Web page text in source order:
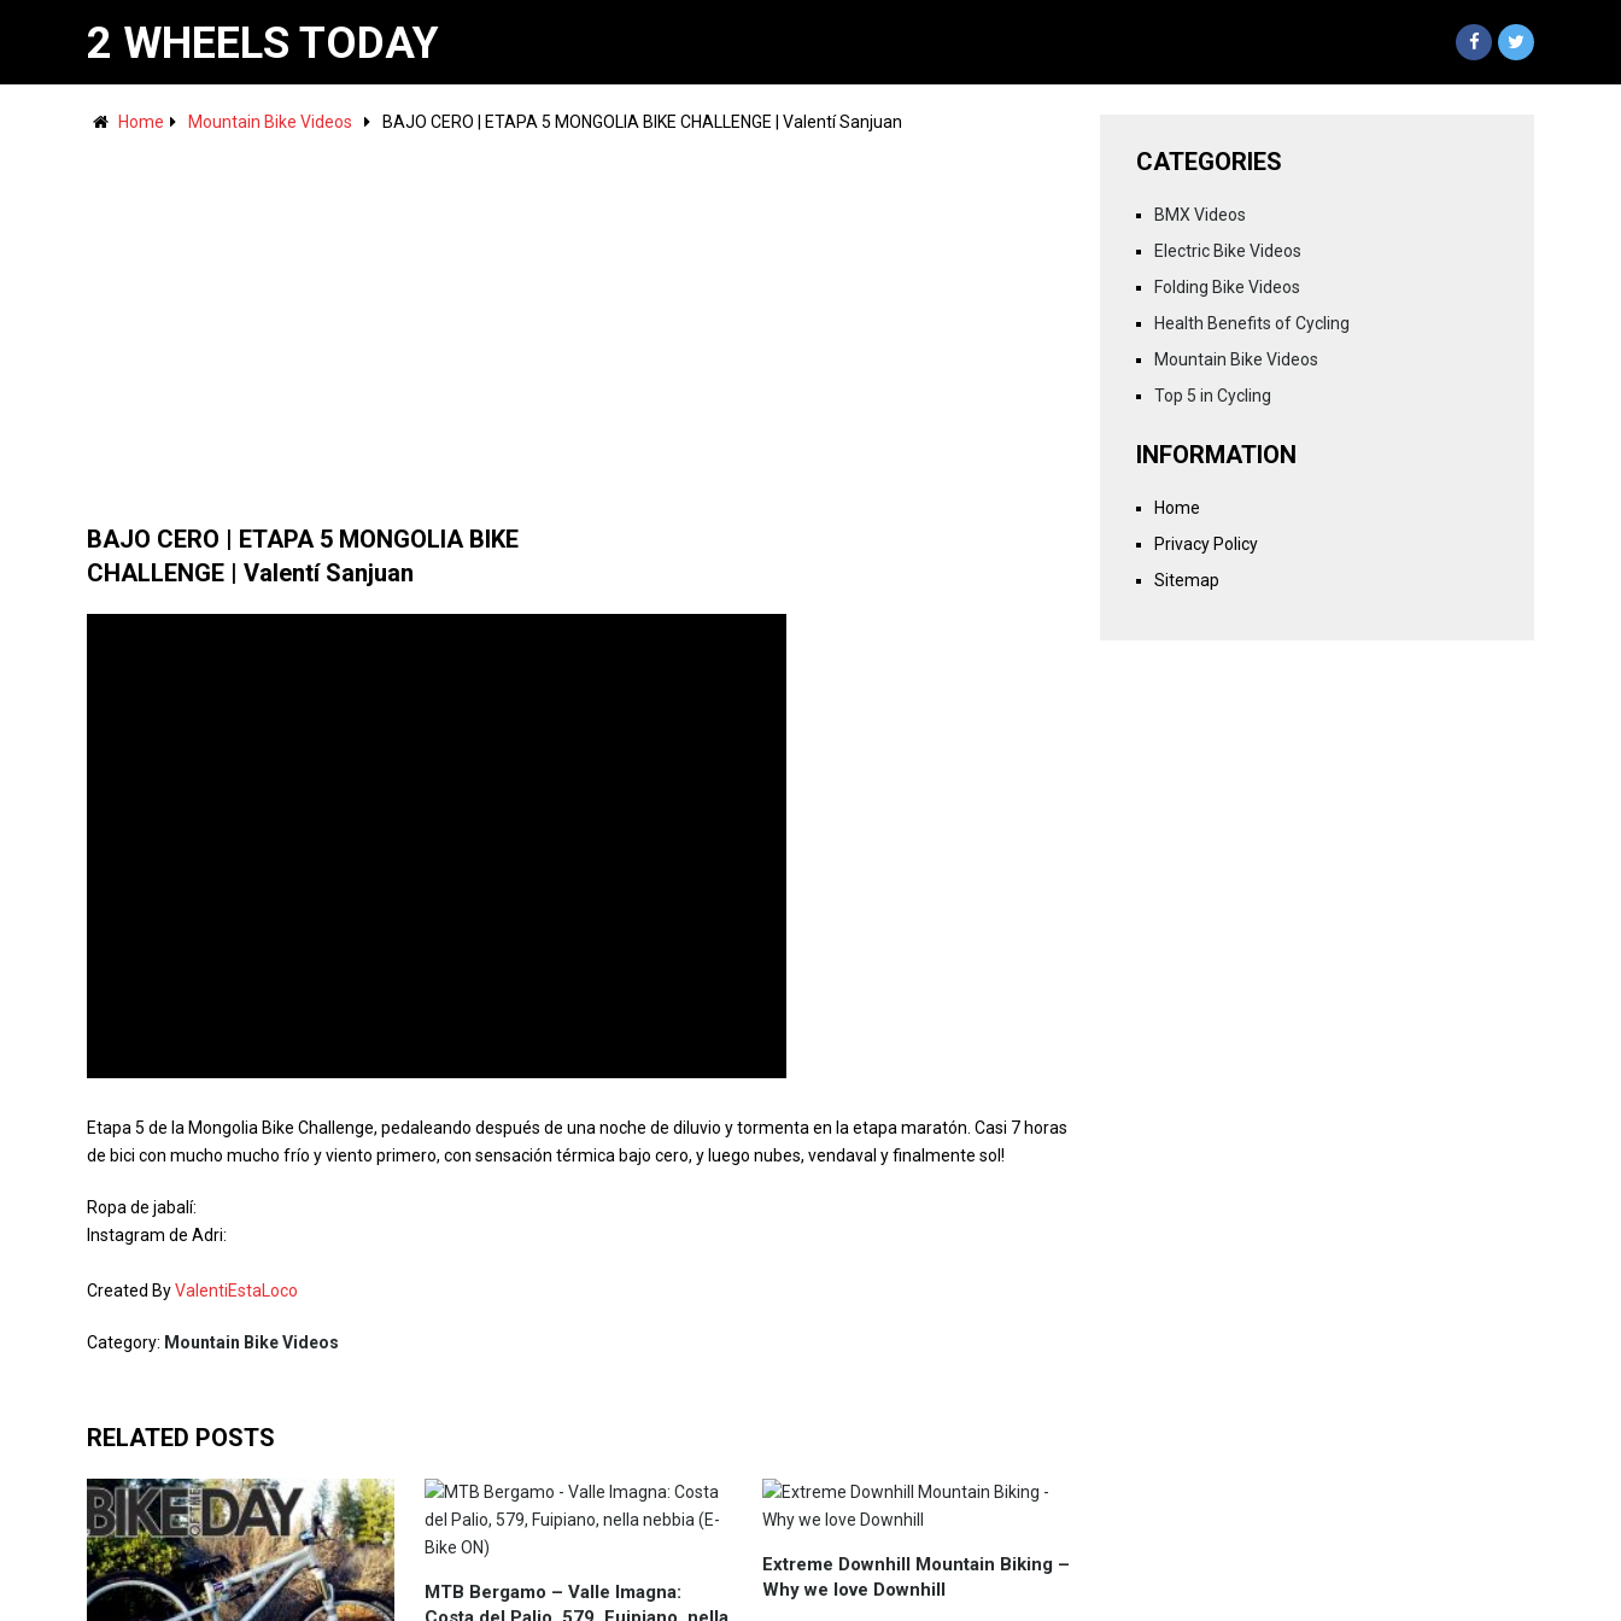
2 WHEELS TODAY
Home Mountain Bike Videos BAJO CERO | ETAPA 5 MONGOLIA BIKE CHALLENGE | Valentí Sanjuan
BAJO CERO | ETAPA 5 MONGOLIA BIKE
CHALLENGE | Valentí Sanjuan
Etapa 5 de la Mongolia Bike Challenge, pedaleando después de una noche de diluvio y tormenta en la etapa maratón. Casi 7 horas
de bici con mucho mucho frío y viento primero, con sensación térmica bajo cero, y luego nubes, vendaval y finalmente sol!
Ropa de jabalí:
Instagram de Adri:
Created ByValentiEstaLoco
Category: Mountain Bike Videos
RELATED POSTS
MTB Bergamo – Valle Imagna:
Extreme Downhill Mountain Biking –
Why we love Downhill
CATEGORIES
BMX Videos
Electric Bike Videos
Folding Bike Videos
Health Benefits of Cycling
Mountain Bike Videos
Top 5 in Cycling
INFORMATION
Home
Privacy Policy
Sitemap